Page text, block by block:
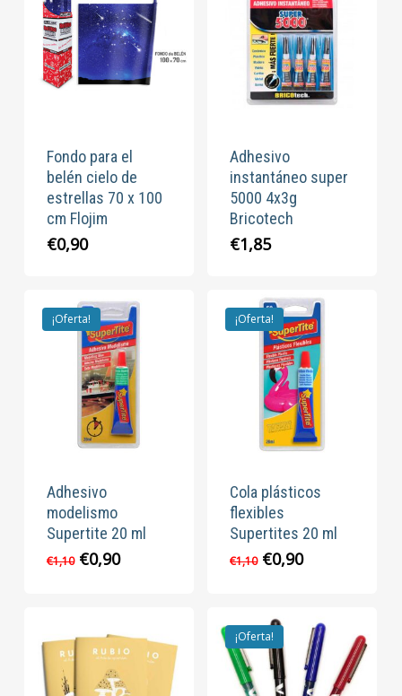
hasta
€1,20
Fondo para el
belén cielo de
estrellas 70 x 100
cm Flojim
€0,90
Adhesivo
instantáneo super
5000 4x3g
Bricotech
€1,85
¡Oferta!
Adhesivo
modelismo
Supertite 20 ml
€1,10 El
€1,10.
€0,90El
€0,90.
¡Oferta!
Cola plásticos
flexibles
Supertites 20 ml
€1,10 El
era:
€1,10.
€0,90El
es:
€0,90.
¡Oferta!